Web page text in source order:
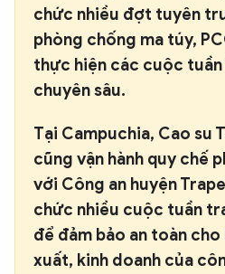
chức nhiều đợt tuyên
phòng chống ma túy,
thực hiện các cuộc
chuyên sâu.
Tại Campuchia, Cao su
cũng vận hành quy chế
với Công an huyện
chức nhiều cuộc tuần
để đảm bảo an toàn
xuất, kinh doanh của